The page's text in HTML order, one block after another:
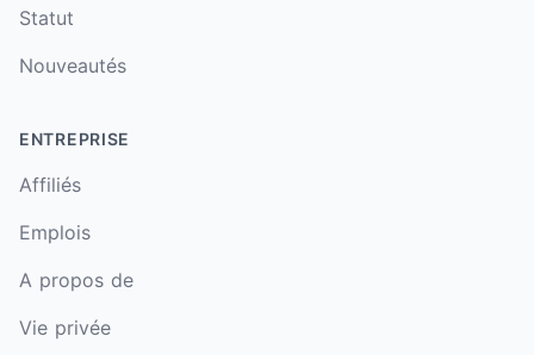
Statut
Nouveautés
ENTREPRISE
Affiliés
Emplois
A propos de
Vie privée